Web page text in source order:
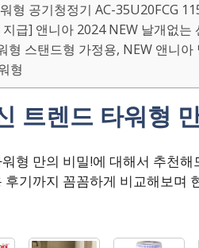
형 공기청정기 AC-35U20FCG
급] 앤니아 2024 NEW 날개없는
형 스탠드형 가정용, NEW 앤니
형
트렌드 타워형
형 만의 비밀!에 대해서 추천해
기까지 꼼꼼하게 비교해보며